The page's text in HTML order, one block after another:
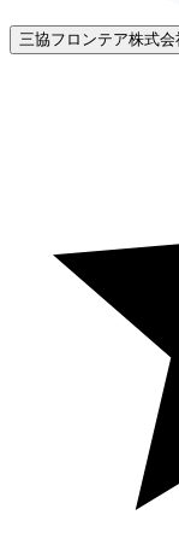
三協フロンテア株式